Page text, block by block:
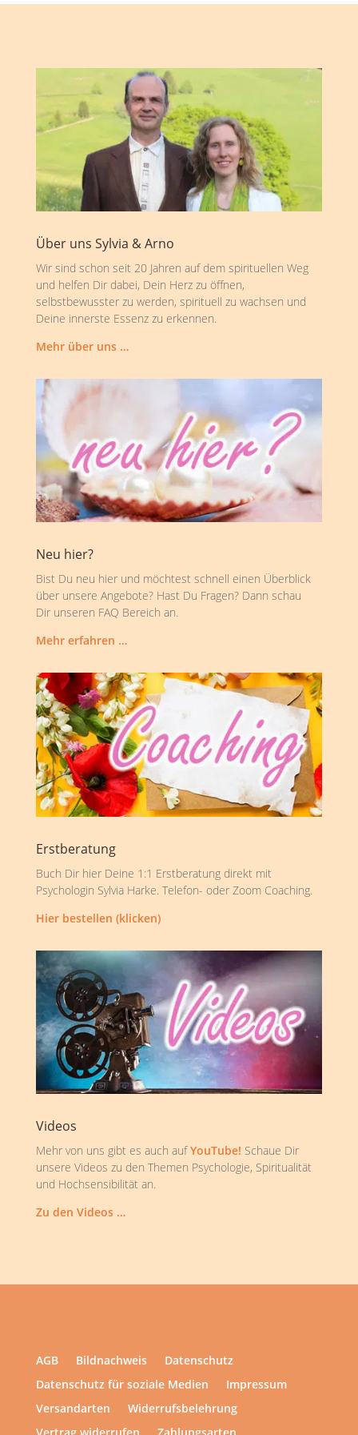
Über uns Sylvia & Arno
Wir sind schon seit 20 Jahren auf dem spirituellen Weg
und helfen Dir dabei, Dein Herz zu öffnen,
selbstbewusster zu werden, spirituell zu wachsen und
Deine innerste Essenz zu erkennen.
Mehr über uns …
Neu hier?
Bist Du neu hier und möchtest schnell einen Überblick
über unsere Angebote? Hast Du Fragen? Dann schau
Dir unseren FAQ Bereich an.
Mehr erfahren …
Erstberatung
Buch Dir hier Deine 1:1 Erstberatung direkt mit
Psychologin Sylvia Harke. Telefon- oder Zoom Coaching.
Hier bestellen (klicken)
Videos
Mehr von uns gibt es auch aufYouTube! Schaue Dir
unsere Videos zu den Themen Psychologie, Spiritualität
und Hochsensibilität an.
Zu den Videos …
AGB Bildnachweis
Datenschutz
Datenschutz für soziale Medien
Impressum
Versandarten
Widerrufsbelehrung